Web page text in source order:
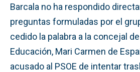
Barcala no ha respondido
preguntas formuladas por el
cedido la palabra a la concejal
Educación, Mari Carmen de
acusado al PSOE de intentar